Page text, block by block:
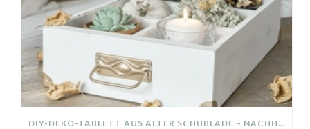
DIY-DEKO-TABLETT AUS ALTER SCHUBLADE – NACHHALTIGE HERBSTDEKO SELBER MACHEN!